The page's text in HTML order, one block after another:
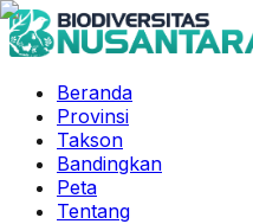
Beranda
Provinsi
Takson
Bandingkan
Peta
Tentang